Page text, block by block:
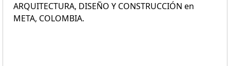
ARQUITECTURA, DISEÑO Y CONSTRUCCIÓN en
META, COLOMBIA.